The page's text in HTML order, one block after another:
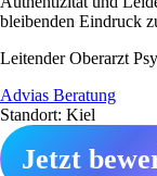
bleibenden Eindruck
Leitender Oberarzt
Advias Beratung
Standort: Kiel
Jetzt